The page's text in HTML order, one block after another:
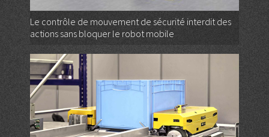
Le contrôle de mouvement de sécurité interdit des
actions sans bloquer le robot mobile